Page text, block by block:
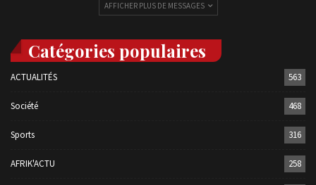
AFFICHER PLUS DE MESSAGES
Catégories populaires
ACTUALITÉS 563
Société 468
Sports 316
AFRIK'ACTU 258